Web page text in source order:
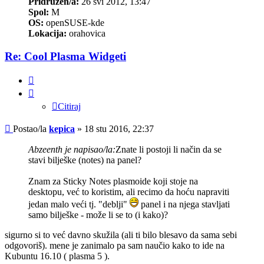
Spol: M
OS: openSUSE-kde
Lokacija: orahovica
Re: Cool Plasma Widgeti
Citiraj
Post
Postao/la kepica » 18 stu 2016, 22:37
Abzeenth je napisao/la:Znate li postoji li način da se
stavi bilješke (notes) na panel?
Znam za Sticky Notes plasmoide koji stoje na
desktopu, već to koristim, ali recimo da hoću napraviti
jedan malo veći tj. "deblji"
panel i na njega stavljati
samo bilješke - može li se to (i kako)?
sigurno si to već davno skužila (ali ti bilo blesavo da sama sebi
odgovoriš). mene je zanimalo pa sam naučio kako to ide na
Kubuntu 16.10 ( plasma 5 ).